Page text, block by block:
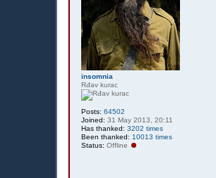
insomnia
Rđav kurac
Posts: 64502
Joined: 31 May 2013, 20:11
Has thanked: 3202 times
Been thanked: 10013 times
Status: Offline